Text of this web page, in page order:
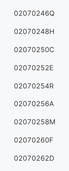
02070246Q
02070248H
02070250C
02070252E
02070254R
02070256A
02070258M
02070260F
02070262D